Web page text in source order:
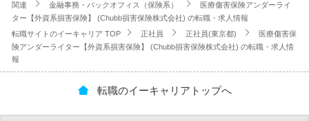
関連
金融事務・バックオフィス（保険系）
医療傷害保険アンダーライ
ター【外資系損害保険】 (Chubb損害保険株式会社) の転職・求人情報
転職サイトのイーキャリア TOP
正社員 正社員(東京都)
医療傷害保
険アンダーライター【外資系損害保険】 (Chubb損害保険株式会社) の転職・求人情
報
転職のイーキャリアトップへ